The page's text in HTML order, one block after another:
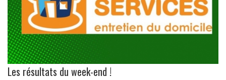
Les résultats du week-end !